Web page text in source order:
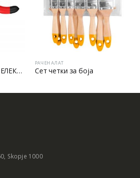
VDE ШПИЦАНГЛА ЗА ЕЛЕКТРИЧАРИ
РАЧЕН АЛАТ
Сет четки за боја
Skopje 1000